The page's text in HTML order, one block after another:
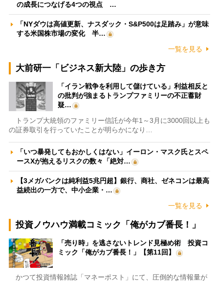
の成長につなげる4つの視点 …
「NYダウは高値更新、ナスダック・S&P500は足踏み」が意味
する米国株市場の変化 半…
一覧を見る
大前研一「ビジネス新大陸」の歩き方
「イラン戦争を利用して儲けている」利益相反と
の批判が強まるトランプファミリーの不正蓄財
疑…
トランプ大統領のファミリー信託が今年1～3月に3000回以上も
の証券取引を行っていたことが明らかになり…
「いつ暴発してもおかしくはない」イーロン・マスク氏とスペ
ースXが抱えるリスクの数々「絶対…
【3メガバンクは純利益5兆円超】銀行、商社、ゼネコンは最高
益続出の一方で、中小企業・…
一覧を見る
投資ノウハウ満載コミック「俺がカブ番長！」
「売り時」を逃さないトレンド見極め術 投資コ
ミック「俺がカブ番長！」【第11回】
かつて投資情報雑誌「マネーポスト」にて、圧倒的な情報量が